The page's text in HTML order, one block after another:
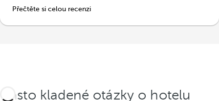
Přečtěte si celou recenzi
Často kladené otázky o hotelu